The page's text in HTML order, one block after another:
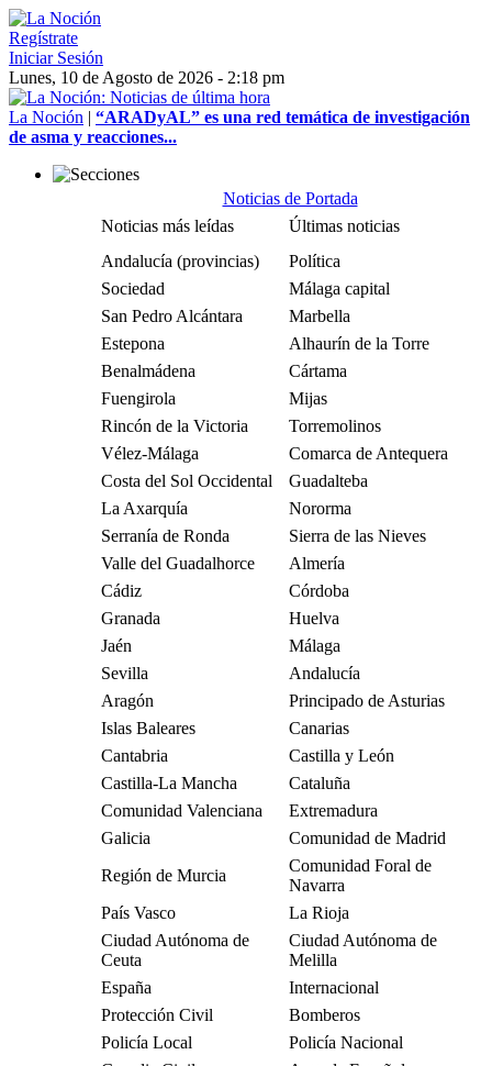
Regístrate
Iniciar Sesión
Lunes, 10 de Agosto de 2026 - 2:18 pm
La Noción | “ARADyAL” es una red temática de investigación
de asma y reacciones...
Noticias de Portada
Noticias más leídas
Últimas noticias
Andalucía (provincias)
Política
Sociedad
Málaga capital
San Pedro Alcántara
Marbella
Estepona
Alhaurín de la Torre
Benalmádena
Cártama
Fuengirola
Mijas
Rincón de la Victoria
Torremolinos
Vélez-Málaga
Comarca de Antequera
Costa del Sol Occidental
Guadalteba
La Axarquía
Nororma
Serranía de Ronda
Sierra de las Nieves
Valle del Guadalhorce
Almería
Cádiz
Córdoba
Granada
Huelva
Jaén
Málaga
Sevilla
Andalucía
Aragón
Principado de Asturias
Islas Baleares
Canarias
Cantabria
Castilla y León
Castilla-La Mancha
Cataluña
Comunidad Valenciana
Extremadura
Galicia
Comunidad de Madrid
Región de Murcia
Comunidad Foral de
Navarra
País Vasco
La Rioja
Ciudad Autónoma de
Ceuta
Ciudad Autónoma de
Melilla
España
Internacional
Protección Civil
Bomberos
Policía Local
Policía Nacional